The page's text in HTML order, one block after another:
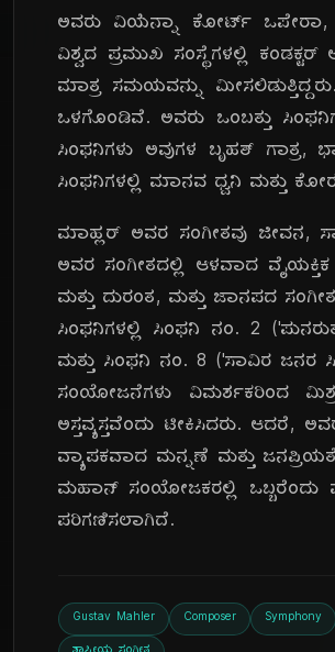
ಅವರು ವಿಯೆನ್ನಾ ಕೋರ್ಟ್ ಒಪೇರಾ,
ವಿಶ್ವದ ಪ್ರಮುಖ ಸಂಸ್ಥೆಗಳಲ್ಲಿ
ಮಾತ್ರ ಸಮಯವನ್ನು
ಒಳಗೊಂಡಿವೆ. ಅವರು ಒಂಬತ್ತು
ಸಿಂಫನಿಗಳು ಅವುಗಳ ಬೃಹತ್ ಗಾತ್ರ,
ಸಿಂಫನಿಗಳಲ್ಲಿ ಮಾನವ ಧ್ವನಿ ಮತ್ತು
ಮಾಹ್ಲರ್ ಅವರ ಸಂಗೀತವು ಜೀವನ,
ಅವರ ಸಂಗೀತದಲ್ಲಿ ಆಳವಾದ
ಮತ್ತು ದುರಂತ, ಮತ್ತು ಜಾನಪದ
ಸಿಂಫನಿಗಳಲ್ಲಿ ಸಿಂಫನಿ ನಂ. 2
ಮತ್ತು ಸಿಂಫನಿ ನಂ. 8 ('ಸಾವಿರ ಜನರ
ಸಂಯೋಜನೆಗಳು ವಿಮರ್ಶಕರಿಂದ
ಅಸ್ತವ್ಯಸ್ತವೆಂದು ಟೀಕಿಸಿದರು.
ವ್ಯಾಪಕವಾದ ಮನ್ನಣೆ ಮತ್ತು
ಮಹಾನ್ ಸಂಯೋಜಕರಲ್ಲಿ ಒಬ್ಬರೆಂದು
ಪರಿಗಣಿಸಲಾಗಿದೆ.
Gustav Mahler Composer Symphony